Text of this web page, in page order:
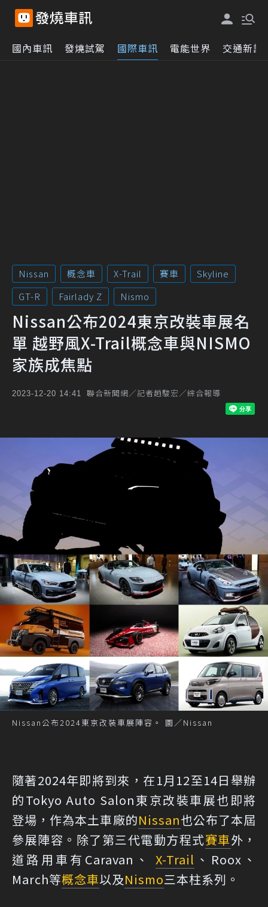
國內車訊 發燒試駕 國際車訊 電能世界 交通新訊
Nissan 概念車 X-Trail 賽車
Skyline
GT-R
Fairlady Z Nismo
Nissan公布2024東京改裝車展名
單 越野風X-Trail概念車與NISMO
家族成焦點
2023-12-20 14:41 聯合新聞網／記者趙駿宏／綜合報導
Nissan公布2024東京改裝車展陣容。 圖／Nissan
隨著2024年即將到來，在1月12至14日舉辦
的Tokyo Auto Salon東京改裝車展也即將
登場，作為本土車廠的Nissan也公布了本屆
參展陣容。除了第三代電動方程式賽車外，
道路用車有Caravan、 X-Trail 、Roox、
March等概念車以及Nismo三本柱系列。